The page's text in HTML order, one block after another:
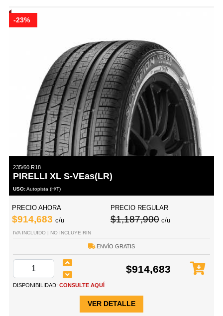
-23%
235/60 R18
PIRELLI XL S-VEas(LR)
USO:Autopista (H/T)
PRECIO AHORA
$914,683 c/u
PRECIO REGULAR
$1,187,900 c/u
IVA INCLUIDO | NO INCLUYE RIN
ENVÍO GRATIS
$914,683
DISPONIBILIDAD: CONSULTE AQUÍ
VER DETALLE